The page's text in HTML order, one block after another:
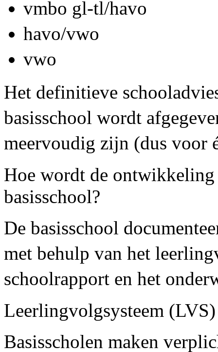
vmbo gl-tl/havo
havo/vwo
vwo
Het definitieve
basisschool wordt
meervoudig zijn (dus voor
Hoe wordt de
basisschool?
De basisschool
met behulp van het
schoolrapport en het
Leerlingvolgsysteem (LVS)
Basisscholen maken